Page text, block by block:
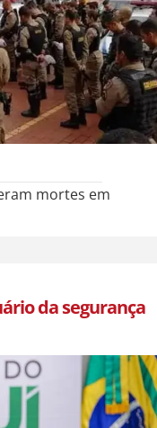
mortes em
da segurança